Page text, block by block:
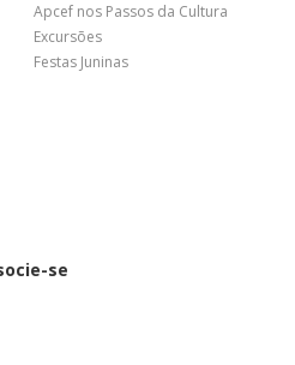
Apcef nos Passos da Cultura
Excursões
Festas Juninas
se